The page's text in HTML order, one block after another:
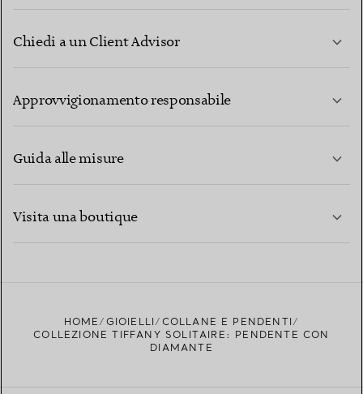
Chiedi a un Client Advisor
Approvvigionamento responsabile
Guida alle misure
Visita una boutique
HOME GIOIELLI
COLLANE E PENDENTI
COLLEZIONE TIFFANY SOLITAIRE: PENDENTE CON
DIAMANTE